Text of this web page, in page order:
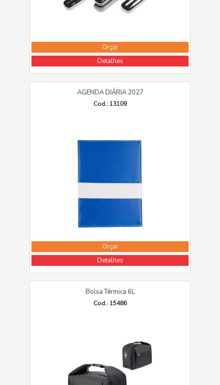
Orçar
Detalhes
AGENDA DIÁRIA 2027
Cod.: 13109
Orçar
Detalhes
Bolsa Térmica 6L
Cod.: 15486